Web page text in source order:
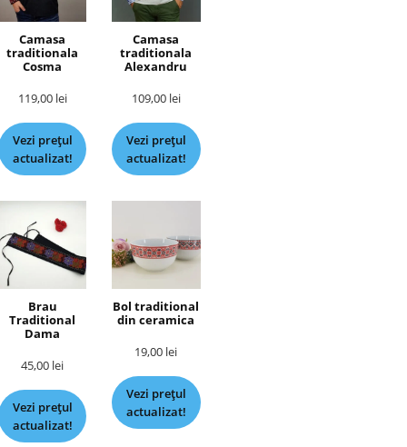
Camasa
traditionala
Cosma
119,00 lei
Vezi prețul
actualizat!
Camasa
traditionala
Alexandru
109,00 lei
Vezi prețul
actualizat!
Brau
Traditional
Dama
45,00 lei
Vezi prețul
actualizat!
Bol traditional
din ceramica
19,00 lei
Vezi prețul
actualizat!